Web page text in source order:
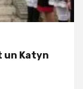
un Katyn